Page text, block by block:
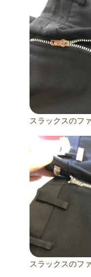
スラックスのフ
スラックスのフ